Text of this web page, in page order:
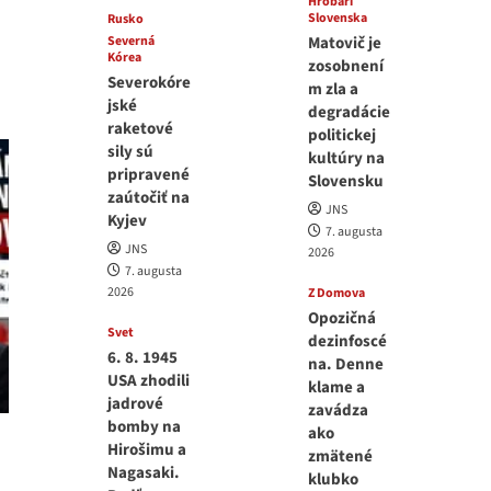
Rusko
Severná
Kórea
Severokóre
jské
raketové
sily sú
pripravené
zaútočiť na
Kyjev
JNS
7. augusta
2026
Svet
6. 8. 1945
USA zhodili
jadrové
bomby na
Hirošimu a
Nagasaki.
Slovenska
Matovič je
zosobnení
m zla a
degradácie
politickej
kultúry na
Slovensku
JNS
7. augusta
2026
Z Domova
Opozičná
dezinfoscé
na. Denne
klame a
zavádza
ako
zmätené
klubko